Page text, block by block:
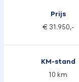
Prijs
€ 31.950,-
KM-stand
10 km